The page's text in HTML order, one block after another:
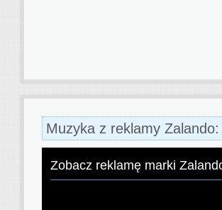
Muzyka z reklamy
Zobacz reklamę marki